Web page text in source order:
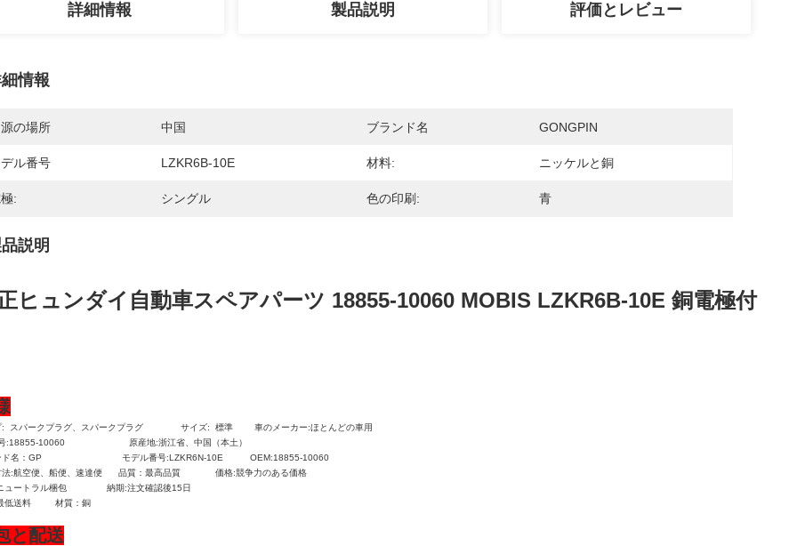
詳細情報 製品説明 評価とレビュー
情報
の場所 中国 ブランド名 GONGPIN
ル番号 LZKR6B-10E 材料: ニッケルと銅
: シングル 色の印刷: 青
説明
ヒュンダイ自動車スペアパーツ 18855-10060 MOBIS LZKR6B-10E 銅電極付
: スパークプラグ、スパークプラグ サイズ: 標準 車のメーカー:ほとんどの車用
:18855-10060 原産地:浙江省、中国（本土）
ンド名：GP モデル番号:LZKR6N-10E OEM:18855-10060
:航空便、船便、速達便 品質：最高品質 価格:競争力のある価格
ュートラル梱包 納期:注文確認後15日
低送料 材質：銅
と配送